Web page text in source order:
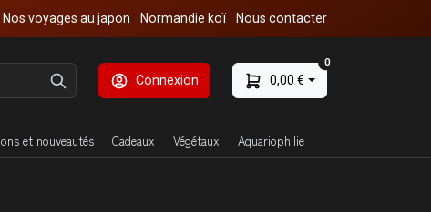
Nos voyages au japon Normandie koï Nous contacter
Connexion 0,00 €
0
et nouveautés Cadeaux Végétaux Aquariophilie